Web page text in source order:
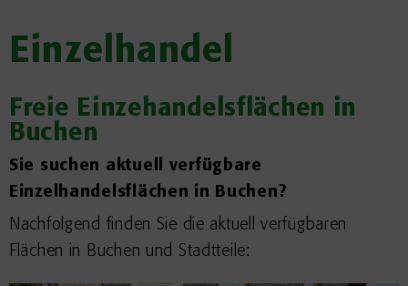
Einzelhandel
Freie Einzehandelsflächen in
Buchen
Sie suchen aktuell verfügbare
Einzelhandelsflächen in Buchen?
Nachfolgend finden Sie die aktuell verfügbaren
Flächen in Buchen und Stadtteile: